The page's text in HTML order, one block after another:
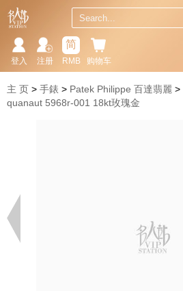
购物车
简
RMB
注册
登入
主 页 手錶 Patek Philippe 百達翡麗
quanaut 5968r-001 18kt玫瑰金